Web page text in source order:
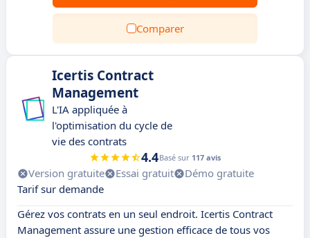
Comparer
Icertis Contract
Management
L'IA appliquée à
l'optimisation du cycle de
vie des contrats
4.4Basé sur 117 avis
Version gratuite Essai gratuit
Démo gratuite
Tarif sur demande
Gérez vos contrats en un seul endroit. Icertis Contract
Management assure une gestion efficace de tous vos